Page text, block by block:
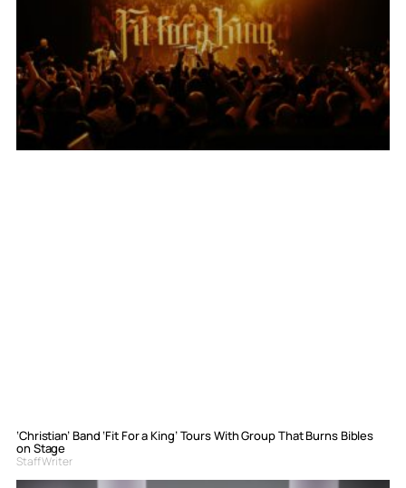
‘Christian’ Band ‘Fit For a King’ Tours With Group That Burns Bibles
on Stage
Staff Writer